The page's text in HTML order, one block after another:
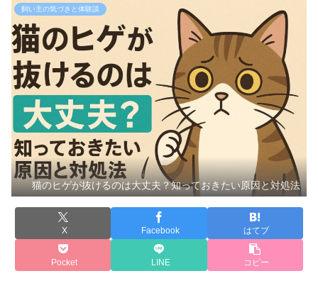
飼い主の気づきと体験談
猫のヒゲが抜けるのは大丈夫？知っておきたい原因と対処法
X Facebook はてブ
Pocket LINE コピー